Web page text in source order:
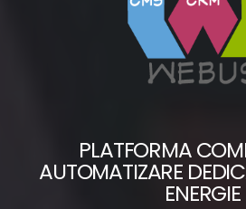
PLATFORMA
AUTOMATIZARE
ENERGIE